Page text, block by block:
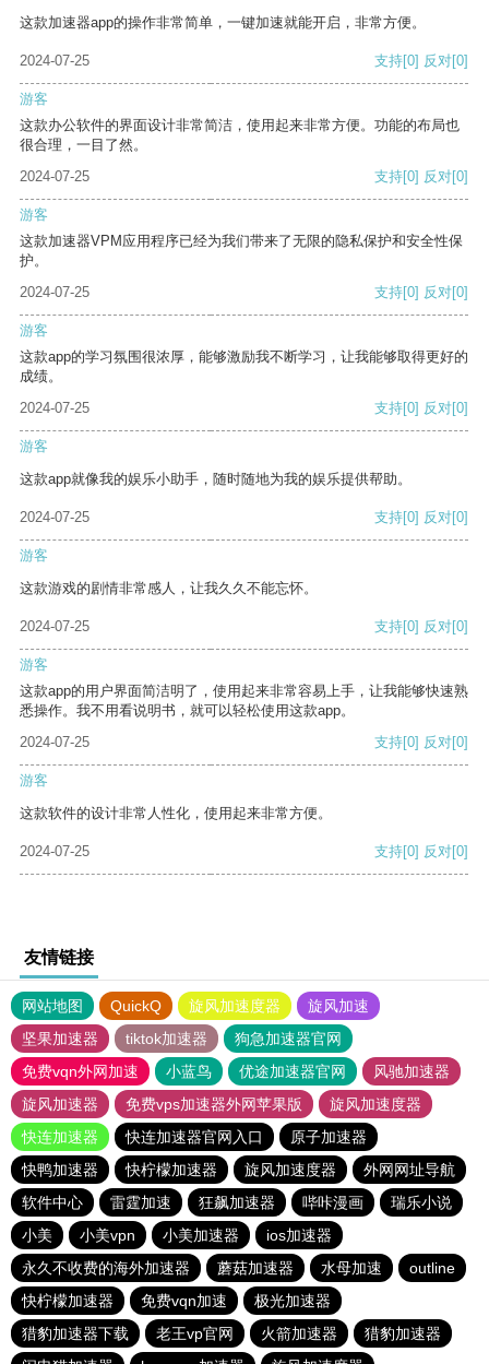
这款加速器app的操作非常简单，一键加速就能开启，非常方便。
2024-07-25 支持[0] 反对[0]
游客
这款办公软件的界面设计非常简洁，使用起来非常方便。功能的布局也
很合理，一目了然。
2024-07-25
支持[0] 反对[0]
游客
这款加速器VPM应用程序已经为我们带来了无限的隐私保护和安全性保
护。
2024-07-25
支持[0] 反对[0]
游客
这款app的学习氛围很浓厚，能够激励我不断学习，让我能够取得更好的
成绩。
2024-07-25
支持[0] 反对[0]
游客
这款app就像我的娱乐小助手，随时随地为我的娱乐提供帮助。
2024-07-25 支持[0] 反对[0]
游客
这款游戏的剧情非常感人，让我久久不能忘怀。
2024-07-25 支持[0] 反对[0]
游客
这款app的用户界面简洁明了，使用起来非常容易上手，让我能够快速熟
悉操作。我不用看说明书，就可以轻松使用这款app。
2024-07-25
支持[0] 反对[0]
游客
这款软件的设计非常人性化，使用起来非常方便。
2024-07-25 支持[0] 反对[0]
友情链接
网站地图 QuickQ 旋风加速度器
旋风加速
坚果加速器
tiktok加速器
狗急加速器官网
免费vqn外网加速
小蓝鸟 优途加速器官网
风驰加速器
旋风加速器
免费vps加速器外网苹果版
旋风加速度器
快连加速器
快连加速器官网入口
原子加速器
快鸭加速器
快柠檬加速器 旋风加速度器
外网网址导航
软件中心
雷霆加速 狂飙加速器 哔咔漫画
瑞乐小说
小美
小美vpn 小美加速器
ios加速器
永久不收费的海外加速器
蘑菇加速器 水母加速
outline
快柠檬加速器
免费vqn加速
极光加速器
猎豹加速器下载
老王vp官网 火箭加速器
猎豹加速器